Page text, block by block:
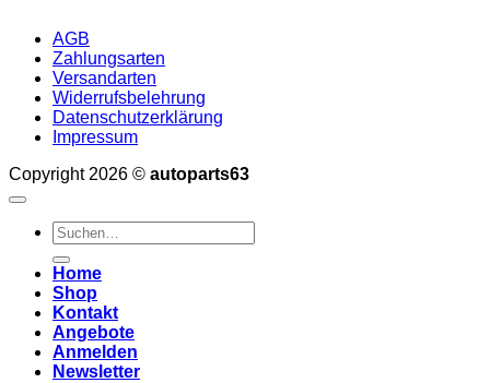
AGB
Zahlungsarten
Versandarten
Widerrufsbelehrung
Datenschutzerklärung
Impressum
Copyright 2026 © autoparts63
Suchen
nach:
Home
Shop
Kontakt
Angebote
Anmelden
Newsletter